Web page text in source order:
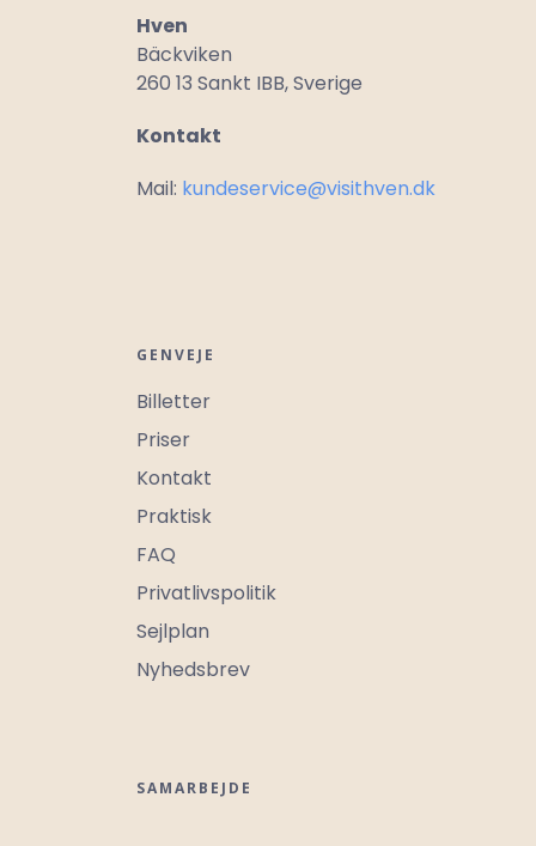
Hven
Bäckviken
260 13 Sankt IBB, Sverige
Kontakt
Mail: kundeservice@visithven.dk
GENVEJE
Billetter
Priser
Kontakt
Praktisk
FAQ
Privatlivspolitik
Sejlplan
Nyhedsbrev
SAMARBEJDE
Oplevelser
Praktisk